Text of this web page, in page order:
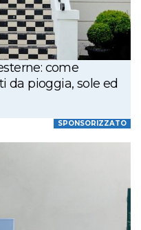
come
da pioggia, sole ed
SPONSORIZZATO